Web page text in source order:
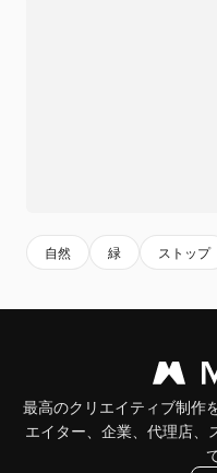
自然 緑 ストップ
最高のクリエイティブ制作
エイター、企業、代理店、